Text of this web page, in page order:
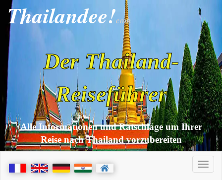
Thailandee!com
Der Thailand-
Reiseführer
Alle Informationen und Ratschläge um Ihrer
Reise nach Thailand vorzubereiten